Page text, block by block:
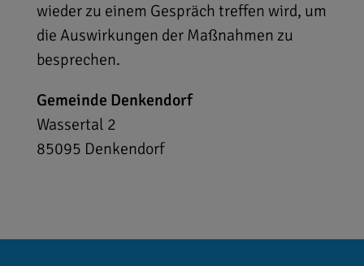
wieder zu einem Gespräch treffen wird, um
die Auswirkungen der Maßnahmen zu
besprechen.
Gemeinde Denkendorf
Wassertal 2
85095 Denkendorf